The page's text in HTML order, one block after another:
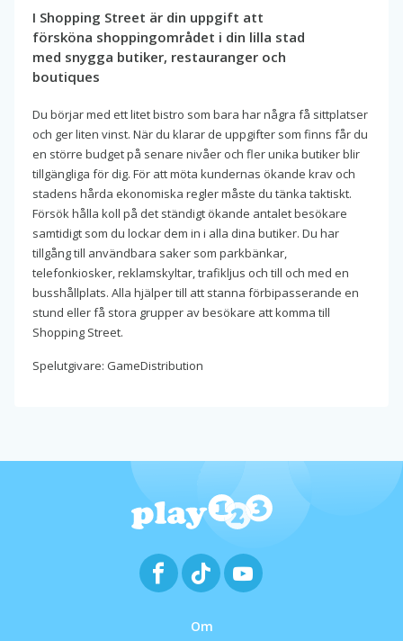
I Shopping Street är din uppgift att
försköna shoppingområdet i din lilla stad
med snygga butiker, restauranger och
boutiques
Du börjar med ett litet bistro som bara har några få sittplatser
och ger liten vinst. När du klarar de uppgifter som finns får du
en större budget på senare nivåer och fler unika butiker blir
tillgängliga för dig. För att möta kundernas ökande krav och
stadens hårda ekonomiska regler måste du tänka taktiskt.
Försök hålla koll på det ständigt ökande antalet besökare
samtidigt som du lockar dem in i alla dina butiker. Du har
tillgång till användbara saker som parkbänkar,
telefonkiosker, reklamskyltar, trafikljus och till och med en
busshållplats. Alla hjälper till att stanna förbipasserande en
stund eller få stora grupper av besökare att komma till
Shopping Street.
Spelutgivare: GameDistribution
Om